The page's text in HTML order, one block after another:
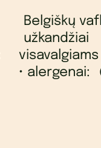
Belgiškų
užkandžiai
visavalgiams
• alergenai: